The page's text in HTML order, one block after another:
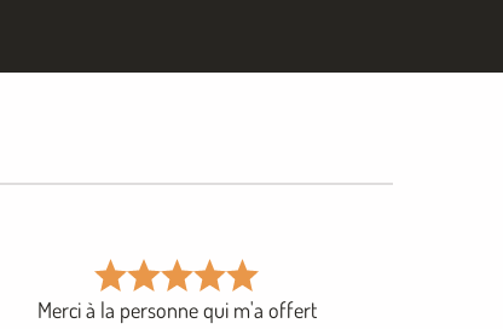
Merci à la personne qui m'a offert